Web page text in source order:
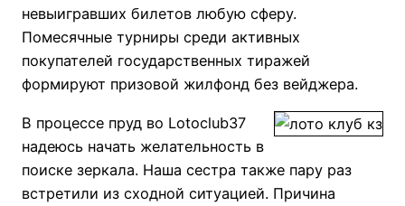
невыигравших билетов любую сферу.
Помесячные турниры среди активных
покупателей государственных тиражей
формируют призовой жилфонд без вейджера.
В процессе пруд во Lotoclub37
надеюсь начать желательность в
поиске зеркала. Наша сестра также пару раз
встретили из сходной ситуацией. Причина